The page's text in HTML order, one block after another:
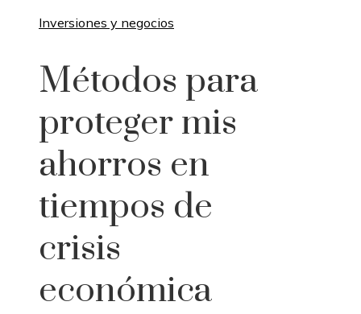
Inversiones y negocios
Métodos para
proteger mis
ahorros en
tiempos de
crisis
económica